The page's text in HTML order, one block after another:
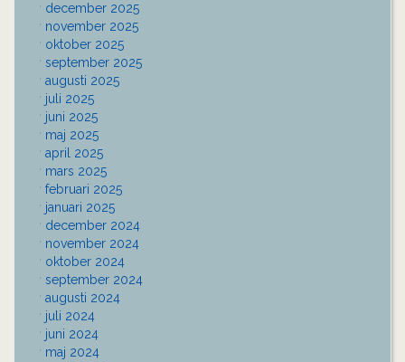
december 2025
november 2025
oktober 2025
september 2025
augusti 2025
juli 2025
juni 2025
maj 2025
april 2025
mars 2025
februari 2025
januari 2025
december 2024
november 2024
oktober 2024
september 2024
augusti 2024
juli 2024
juni 2024
maj 2024